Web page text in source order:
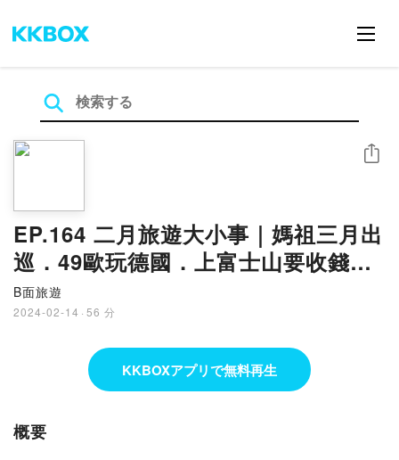
EP.164 二月旅遊大小事｜媽祖三月出
巡．49歐玩德國．上富士山要收錢．
全球實驗哪招會招財
B面旅遊
2024-02-14 · 56 分
シェア
KKBOXアプリで無料再生
概要